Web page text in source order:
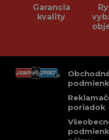
Garancia
kvality
poriadok